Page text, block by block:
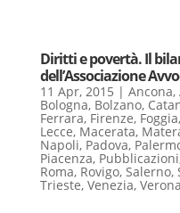
Diritti e povertà. Il
dell’Associazione
11 Apr, 2015 | Ancona,
Bologna, Bolzano,
Ferrara, Firenze, Foggia,
Lecce, Macerata,
Napoli, Padova,
Piacenza, Pubblicazioni
Roma, Rovigo, Salerno,
Trieste, Venezia, Verona